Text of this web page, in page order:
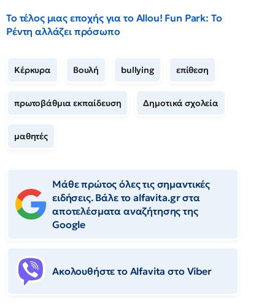
Το τέλος μιας εποχής για το Allou! Fun Park: Το
Ρέντη αλλάζει πρόσωπο
Κέρκυρα Βουλή bullying επίθεση
πρωτοβάθμια εκπαίδευση Δημοτικά σχολεία
μαθητές
Μάθε πρώτος όλες τις σημαντικές
ειδήσεις. Βάλε το alfavita.gr στα
αποτελέσματα αναζήτησης της
Google
Ακολουθήστε το Αlfavita στο Viber